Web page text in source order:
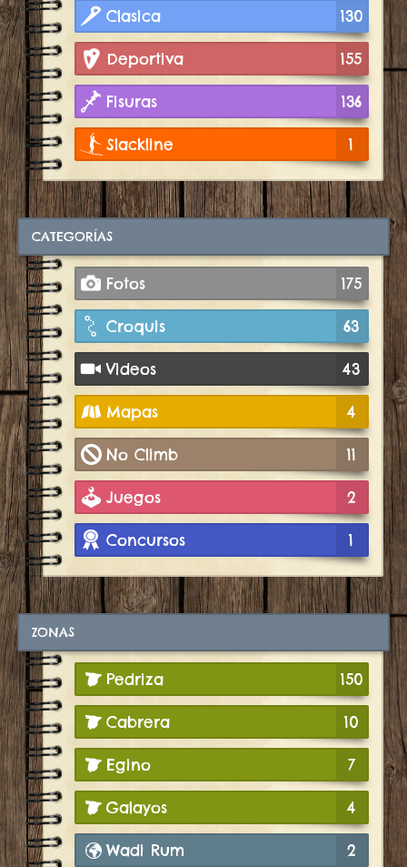
Clasica 130
Deportiva 155
Fisuras 136
Slackline 1
CATEGORÍAS
Fotos 175
Croquis 63
Videos 43
Mapas 4
No Climb 11
Juegos 2
Concursos 1
ZONAS
Pedriza 150
Cabrera 10
Egino 7
Galayos 4
Wadi Rum 2